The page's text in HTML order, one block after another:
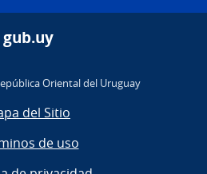
gub.uy
Oriental del Uruguay
del Sitio
de uso